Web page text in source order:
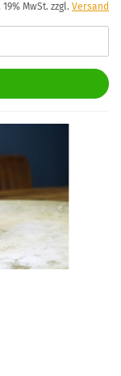
MwSt. zzgl. Versand